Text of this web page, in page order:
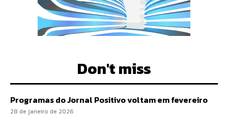
Don't miss
Programas do Jornal Positivo voltam em fevereiro
28 de janeiro de 2026